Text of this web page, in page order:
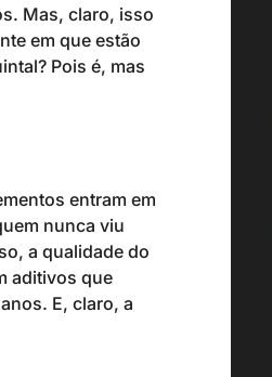
Mas, claro, isso
em que estão
Pois é, mas
entram em
nunca viu
a qualidade do
aditivos que
E, claro, a